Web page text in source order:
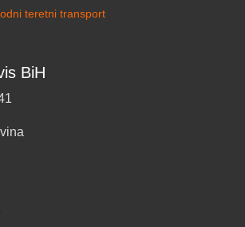
teretni transport
BiH